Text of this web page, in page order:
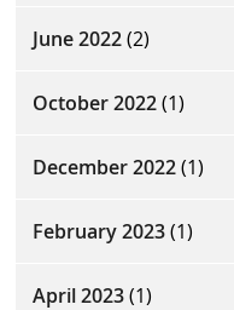
June 2022(2)
October 2022(1)
December 2022(1)
February 2023(1)
April 2023(1)